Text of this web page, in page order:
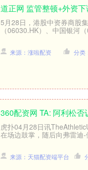
道正网 监管整顿+外资
5月28日，港股中资券商股
（06030.HK）、中国银河
来源：涨啦配资 分类
360配资网 TA: 阿利松
虎扑04月28日讯
在场边鼓掌，随后向弗雷迪
来源：天猫配资端平台